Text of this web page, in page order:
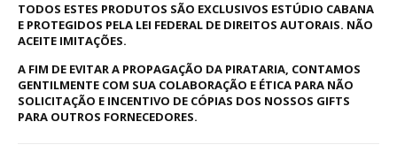
TODOS ESTES PRODUTOS SÃO EXCLUSIVOS ESTÚDIO CABANA
E PROTEGIDOS PELA LEI FEDERAL DE DIREITOS AUTORAIS. NÃO
ACEITE IMITAÇÕES.
A FIM DE EVITAR A PROPAGAÇÃO DA PIRATARIA, CONTAMOS
GENTILMENTE COM SUA COLABORAÇÃO E ÉTICA PARA NÃO
SOLICITAÇÃO E INCENTIVO DE CÓPIAS DOS NOSSOS GIFTS
PARA OUTROS FORNECEDORES.